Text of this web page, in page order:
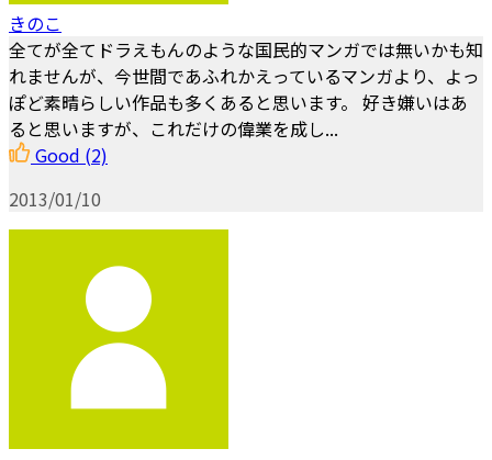
きのこ
全てが全てドラえもんのような国民的マンガでは無いかも知
れませんが、今世間であふれかえっているマンガより、よっ
ぽど素晴らしい作品も多くあると思います。 好き嫌いはあ
ると思いますが、これだけの偉業を成し...
Good (2)
2013/01/10